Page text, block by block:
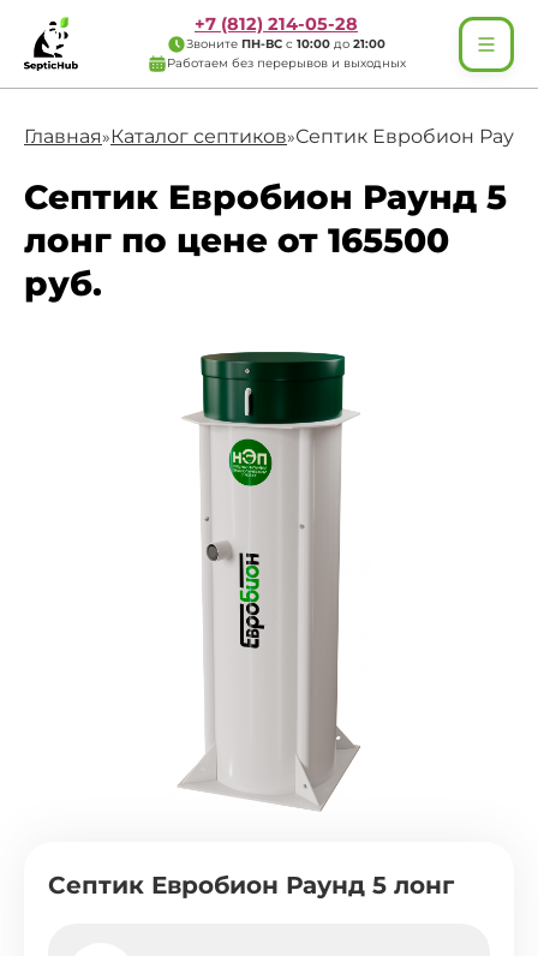
+7 (812) 214-05-28
Звоните ПН-ВС с 10:00 до 21:00
Работаем без перерывов и выходных
Главная»Каталог септиков»Септик Евробион
Септик Евробион Раунд 5
лонг по цене от 165500
руб.
Септик Евробион Раунд 5 лонг